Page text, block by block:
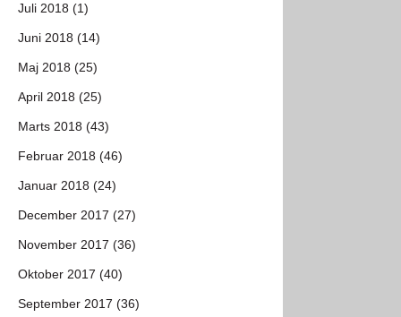
Juli 2018 (1)
Juni 2018 (14)
Maj 2018 (25)
April 2018 (25)
Marts 2018 (43)
Februar 2018 (46)
Januar 2018 (24)
December 2017 (27)
November 2017 (36)
Oktober 2017 (40)
September 2017 (36)